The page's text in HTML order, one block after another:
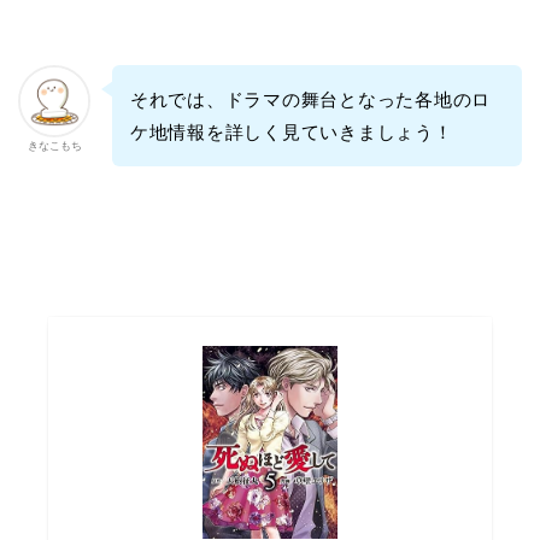
きなこもち
それでは、ドラマの舞台となった各地のロ
ケ地情報を詳しく見ていきましょう！